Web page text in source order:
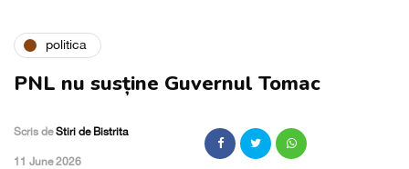
politica
PNL nu susține Guvernul Tomac
Scris deStiri de Bistrita
,11 June 2026